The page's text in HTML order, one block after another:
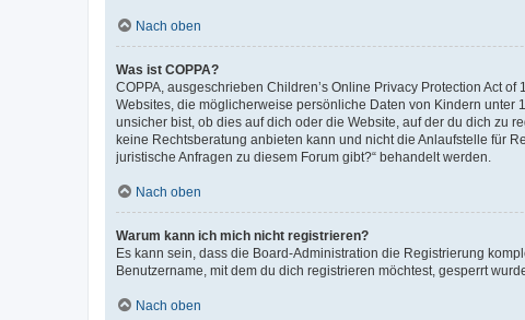
Nach oben
Was ist COPPA?
COPPA, ausgeschrieben Children’s Online Privacy Protection Act
Websites, die möglicherweise persönliche Daten von Kindern
unsicher bist, ob dies auf dich oder die Website, auf der du dich zu
keine Rechtsberatung anbieten kann und nicht die Anlaufstelle für
juristische Anfragen zu diesem Forum gibt?“ behandelt werden.
Nach oben
Warum kann ich mich nicht registrieren?
Es kann sein, dass die Board-Administration die Registrierung
Benutzername, mit dem du dich registrieren möchtest, gesperrt
Nach oben